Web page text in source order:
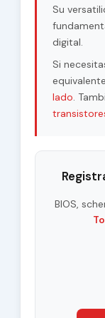
Su
digital.
Si
lado.
BIOS,